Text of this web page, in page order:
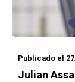
Publicado el
Julian